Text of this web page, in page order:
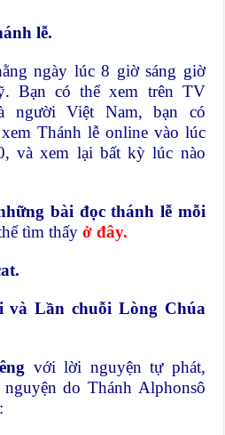
lễ.
ngày lúc 8 giờ sáng giờ
Bạn có thể xem trên TV
người Việt Nam, bạn có
Thánh lễ online vào lúc
và xem lại bất kỳ lúc nào
bài đọc thánh lễ mỗi
tìm thấy ở đây.
và Lần chuỗi Lòng Chúa
với lời nguyện tự phát,
do Thánh Alphonsô